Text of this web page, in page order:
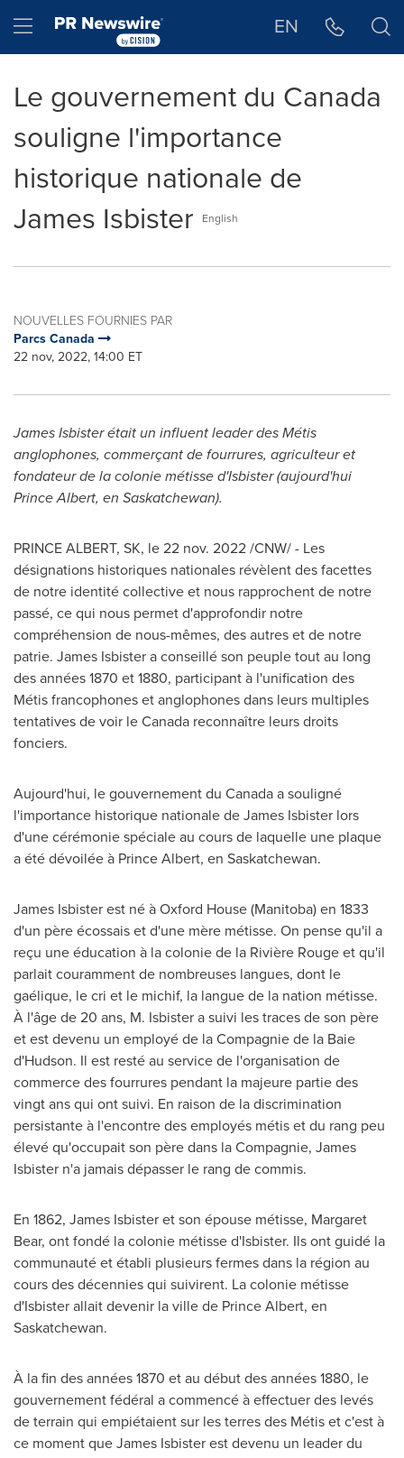
Hamburger menu EN
Le gouvernement du Canada
souligne l'importance
historique nationale de
James Isbister
English
NOUVELLES FOURNIES PAR
Parcs Canada
22 nov, 2022, 14:00 ET
James Isbisterétait un influent leader des Métis
anglophones, commerçant de fourrures, agriculteur et
fondateur de la colonie métisse d'Isbister (aujourd'hui
Prince Albert, en Saskatchewan).
PRINCE ALBERT, SK, le22 nov. 2022/CNW/ - Les
désignations historiques nationales révèlent des facettes
de notre identité collective et nous rapprochent de notre
passé, ce qui nous permet d'approfondir notre
compréhension de nous-mêmes, des autres et de notre
patrie. James Isbistera conseillé son peuple tout au long
des années 1870 et 1880, participant à l'unification des
Métis francophones et anglophones dans leurs multiples
tentatives de voir leCanada reconnaître leurs droits
fonciers.
Aujourd'hui, le gouvernement du Canadaa souligné
l'importance historique nationale deJames Isbister lors
d'une cérémonie spéciale au cours de laquelle une plaque
a été dévoilée à Prince Albert, en Saskatchewan.
James Isbisterest né àOxford House(Manitoba) en 1833
d'un père écossais et d'une mère métisse. On pense qu'il a
reçu une éducation à la colonie de la Rivière Rouge et qu'il
parlait couramment de nombreuses langues, dont le
gaélique, le cri et le michif, la langue de la nation métisse.
À l'âge de 20 ans, M. Isbister a suivi les traces de son père
et est devenu un employé de la Compagnie de la Baie
d'Hudson. Il est resté au service de l'organisation de
commerce des fourrures pendant la majeure partie des
vingt ans qui ont suivi. En raison de la discrimination
persistante à l'encontre des employés métis et du rang peu
élevé qu'occupait son père dans la Compagnie, James
Isbister n'a jamais dépasser le rang de commis.
En 1862, James Isbisteret son épouse métisse, Margaret
Bear, ont fondé la colonie métisse d'Isbister. Ils ont guidé la
communauté et établi plusieurs fermes dans la région au
cours des décennies qui suivirent. La colonie métisse
d'Isbister allait devenir la ville de Prince Albert, en
Saskatchewan.
À la fin des années 1870 et au début des années 1880, le
gouvernement fédéral a commencé à effectuer des levés
de terrain qui empiétaient sur les terres des Métis et c'est à
ce moment queJames Isbisterest devenu un leader du